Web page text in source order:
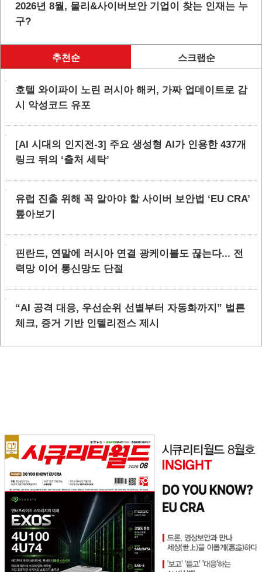
2026년 8월, 물리&사이버보안 기업이 찾는 인재는 누
구?
추천순 스크랩순
호텔 와이파이 노린 러시아 해커, 가짜 업데이트로 감
시 악성코드 유포
[AI 시대의 인지전-3] 주요 생성형 AI가 인용한 437개
링크 뒤의 ‘출처 세탁’
유럽 진출 위해 꼭 알아야 할 사이버 보안법 ‘EU CRA’
톺아보기
핀란드, 연말에 러시아 연결 광케이블도 끊는다... 전
력망 이어 통신망도 단절
“AI 공격 대응, 우선순위 선별부터 자동화까지” 벌른
체크, 증거 기반 인텔리전스 제시